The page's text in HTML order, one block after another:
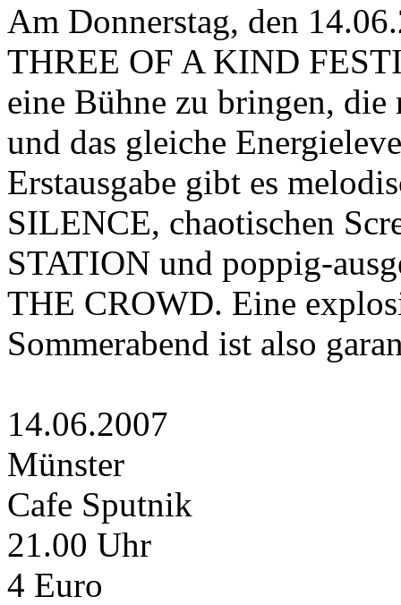
Am Donnerstag, den
THREE OF A KIND
eine Bühne zu bringen,
und das gleiche
Erstausgabe gibt es
SILENCE, chaotischen
STATION und poppig-
THE CROWD. Eine
Sommerabend ist also
14.06.2007
Münster
Cafe Sputnik
21.00 Uhr
4 Euro